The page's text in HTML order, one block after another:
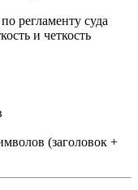
регламенту суда
и четкость
(заголовок +